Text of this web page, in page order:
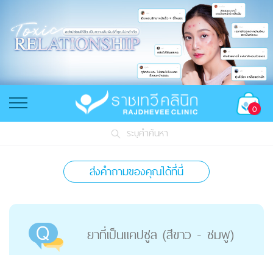
0
ระบุคำค้นหา
ส่งคำถามของคุณได้ที่นี่
ยาที่เป็นแคปซูล (สีขาว - ชมพู)